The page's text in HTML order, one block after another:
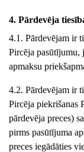
4. Pārdevēja
4.1. Pārdevējam ir
Pircēja pasūtījumu,
apmaksu
4.2. Pārdevējam ir
Pircēja piekrišanas
pārdevēja preces)
pirms pasūtījuma
preces iegādāties